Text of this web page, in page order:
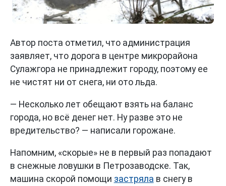
Автор поста отметил, что администрация
заявляет, что дорога в центре микрорайона
Сулажгора не принадлежит городу, поэтому ее
не чистят ни от снега, ни ото льда.
— Несколько лет обещают взять на баланс
города, но всё денег нет. Ну разве это не
вредительство? — написали горожане.
Напомним, «скорые» не в первый раз попадают
в снежные ловушки в Петрозаводске. Так,
машина скорой помощи застряла в снегу в